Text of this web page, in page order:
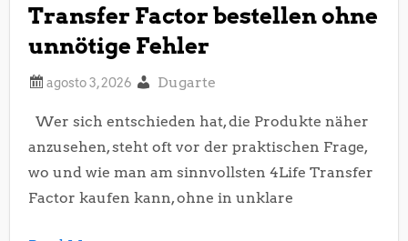
Transfer Factor bestellen ohne
unnötige Fehler
Dugarte
Wer sich entschieden hat, die Produkte näher
anzusehen, steht oft vor der praktischen Frage,
wo und wie man am sinnvollsten 4Life Transfer
Factor kaufen kann, ohne in unklare